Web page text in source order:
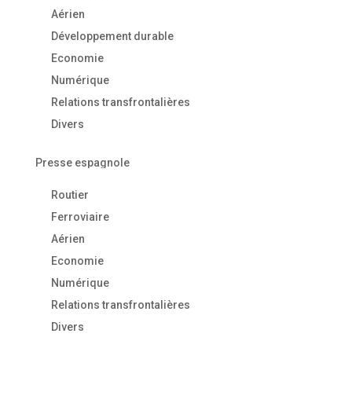
Aérien
Développement durable
Economie
Numérique
Relations transfrontalières
Divers
Presse espagnole
Routier
Ferroviaire
Aérien
Economie
Numérique
Relations transfrontalières
Divers